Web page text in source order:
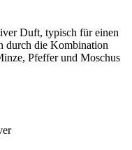
Duft, typisch für einen
durch die Kombination
Pfeffer und Moschus